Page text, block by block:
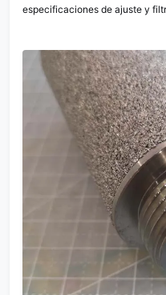
especificaciones de ajuste y